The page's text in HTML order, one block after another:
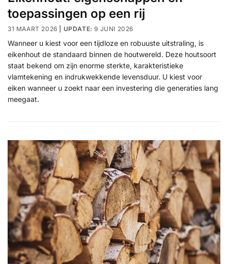
toepassingen op een rij
31 MAART 2026 9 JUNI 2026
Wanneer u kiest voor een tijdloze en robuuste uitstraling, is
eikenhout de standaard binnen de houtwereld. Deze houtsoort
staat bekend om zijn enorme sterkte, karakteristieke
vlamtekening en indrukwekkende levensduur. U kiest voor
eiken wanneer u zoekt naar een investering die generaties lang
meegaat.